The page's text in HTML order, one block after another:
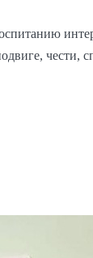
чести,